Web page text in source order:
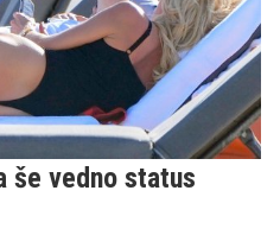
še vedno status